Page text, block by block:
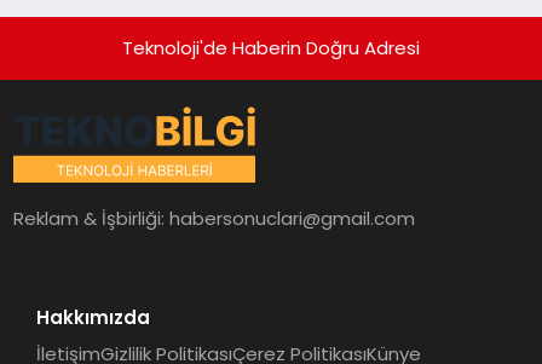
Teknoloji'de Haberin Doğru Adresi
Reklam & İşbirliği:habersonuclari@gmail.com
Hakkımızda
İletişimGizlilik PolitikasıÇerez PolitikasıKünye